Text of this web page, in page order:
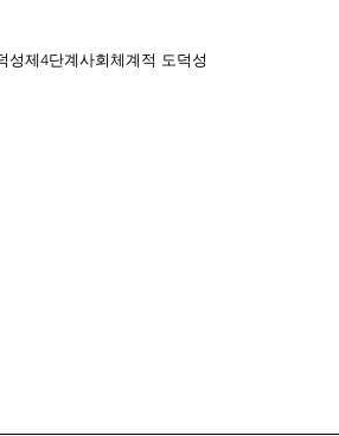
성제4단계사회체계적 도덕성